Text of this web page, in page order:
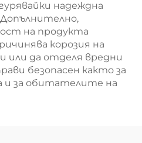
надеждна
на продукта
корозия на
или да отделя вредни
безопасен както за
за обитателите на